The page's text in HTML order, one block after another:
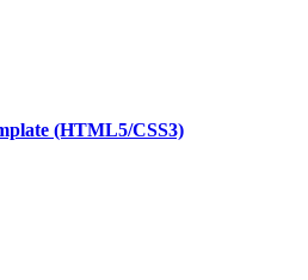
(HTML5/CSS3)